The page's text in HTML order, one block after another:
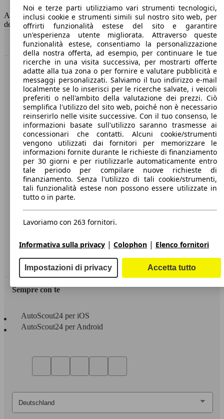
Capacità del serbatoio
47 l
AutoScout24 non si assume alcuna responsabilità per la correttezza
dei dati.
Torna su
Benvenuti su AutoScout24, il mercato auto europeo.
Società
A proposito di AutoScout24
Stampa
Media
Condizioni generali
Informazioni
Privacy
Dichiarazione di Accessibilità
Servizi
Area rivenditori
Sempre con te
AutoScout24 per iOS
AutoScout24 per Android
Noi e terze parti utilizziamo vari strumenti tecnologici,
inclusi cookie e strumenti simili sul nostro sito web, per
offrirti funzionalità estese del sito e garantire
un'esperienza utente migliorata. Attraverso queste
funzionalità estese, consentiamo la personalizzazione
della nostra offerta, ad esempio, per continuare le tue
ricerche in una visita successiva, per mostrarti offerte
adatte alla tua zona o per fornire e valutare pubblicità e
messaggi personalizzati. Salviamo il tuo indirizzo e-mail
localmente se lo inserisci per le ricerche salvate, i veicoli
preferiti o nell'ambito della valutazione dei prezzi. Ciò
semplifica l'utilizzo del sito web, poiché non è necessario
reinserirlo nelle visite successive. Con il tuo consenso, le
informazioni basate sull'utilizzo saranno trasmesse ai
concessionari che contatti. Alcuni cookie/strumenti
vengono utilizzati dai fornitori per memorizzare le
informazioni fornite durante le richieste di finanziamento
per 30 giorni e per riutilizzarle automaticamente entro
tale periodo per compilare nuove richieste di
finanziamento. Senza l'utilizzo di tali cookie/strumenti,
tali funzionalità estese non possono essere utilizzate in
tutto o in parte.
Lavoriamo con 263 fornitori.
Informativa sulla privacy | Colophon | Elenco fornitori
Impostazioni di privacy Accetta tutto